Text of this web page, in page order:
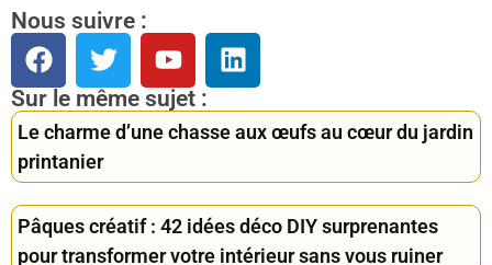
Nous suivre :
Sur le même sujet :
Le charme d’une chasse aux œufs au cœur du jardin
printanier
Pâques créatif : 42 idées déco DIY surprenantes
pour transformer votre intérieur sans vous ruiner